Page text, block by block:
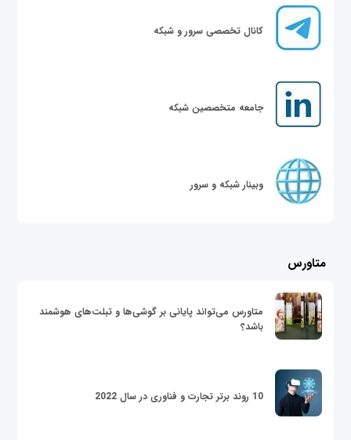
کانال تخصصی سرور و شبکه
جامعه متخصصین شبکه
وبینار شبکه و سرور
متاورس
متاورس می‌تواند پایانی بر گوشی‌ها و تبلت‌های هوشمند
باشد؟
10 روند برتر تجارت و فناوری در سال 2022